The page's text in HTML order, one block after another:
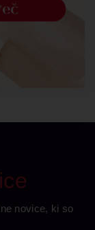
novice, ki so